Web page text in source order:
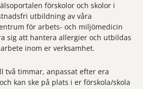
förskolor och skolor i
utbildning av våra
för arbets- och miljömedicin
sig att hantera allergier och utbildas
inom er verksamhet.
två timmar, anpassat efter era
kan ske på plats i er förskola/skola